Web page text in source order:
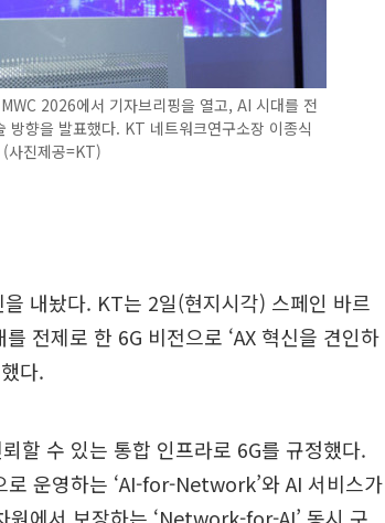
2026에서 기자브리핑을 열고, AI 시대를 전
향을 발표했다. KT 네트워크연구소장 이종식
사진제공=KT)
내놨다. KT는 2일(현지시각) 스페인 바르
전제로 한 6G 비전으로 ‘AX 혁신을 견인하
다.
할 수 있는 통합 인프라로 6G를 규정했다.
운영하는 ‘AI-for-Network’와 AI 서비스가